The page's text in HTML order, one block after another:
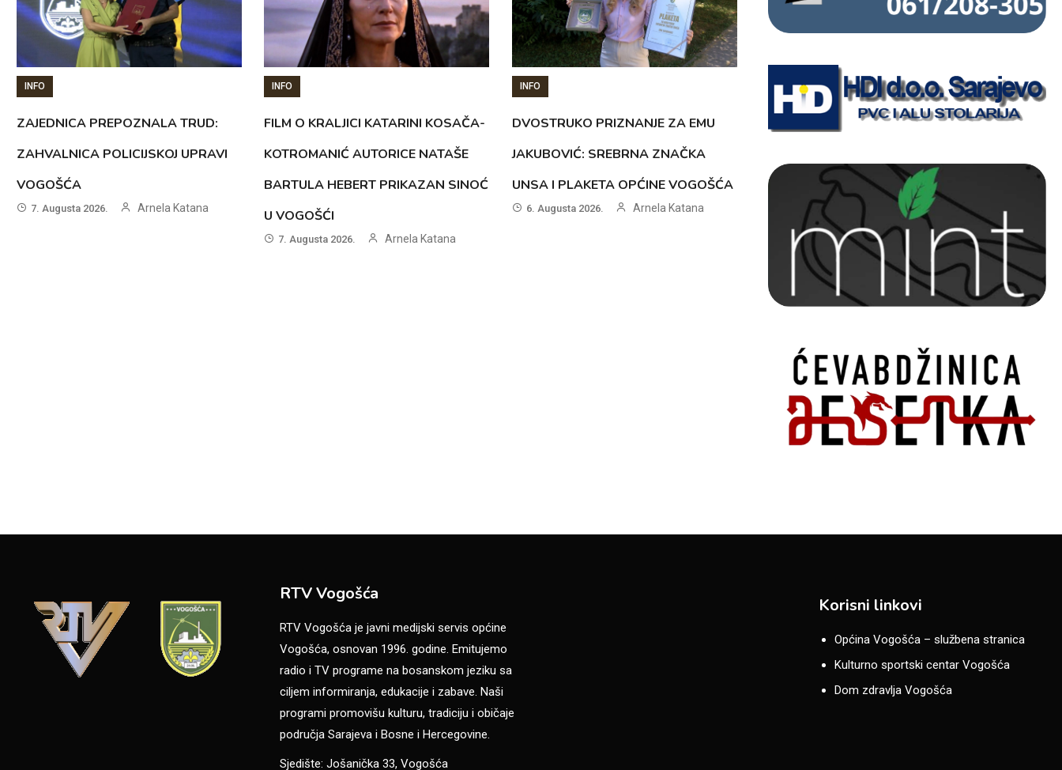
INFO
ZAJEDNICA PREPOZNALA TRUD:
ZAHVALNICA POLICIJSKOJ UPRAVI
VOGOŠĆA
7. Augusta 2026. Arnela Katana
INFO
FILM O KRALJICI KATARINI KOSAČA-
KOTROMANIĆ AUTORICE NATAŠE
BARTULA HEBERT PRIKAZAN SINOĆ
U VOGOŠĆI
7. Augusta 2026. Arnela Katana
INFO
DVOSTRUKO PRIZNANJE ZA EMU
JAKUBOVIĆ: SREBRNA ZNAČKA
UNSA I PLAKETA OPĆINE VOGOŠĆA
6. Augusta 2026. Arnela Katana
RTV Vogošća
RTV Vogošća je javni medijski servis općine
Vogošća, osnovan 1996. godine. Emitujemo
radio i TV programe na bosanskom jeziku sa
ciljem informiranja, edukacije i zabave. Naši
programi promovišu kulturu, tradiciju i običaje
područja Sarajeva i Bosne i Hercegovine.
Sjedište: Jošanička 33, Vogošća
Korisni linkovi
Općina Vogošća – službena stranica
Kulturno sportski centar Vogošća
Dom zdravlja Vogošća